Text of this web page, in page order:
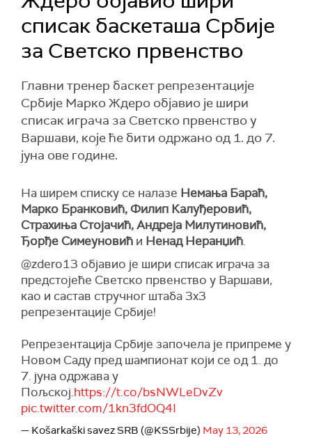
списак баскеташа Србије
за Светско првенство
Главни тренер баскет репрезентације
Србије Марко Ждеро објавио је шири
списак играча за Светско првенство у
Варшави, које ће бити одржано од 1. до 7.
јуна ове године.
На ширем списку се налазе Немања Бараћ,
Марко Бранковић, Филип Калуђеровић,
Страхиња Стојачић, Андреја Милутиновић,
Ђорђе Симеуновић и Ненад Неранџић.
@zdero13 објавио је шири списак играча за
предстојеће Светско првенство у Варшави,
као и састав стручног штаба 3x3
репрезентације Србије!
Репрезентација Србије започела је припреме у
Новом Саду пред шампионат који се од 1. до
7. јуна одржава у
Пољској.https://t.co/bsNWLeDvZv
pic.twitter.com/1kn3fdOQ4I
— Košarkaški savez SRB (@KSSrbije) May 13, 2026